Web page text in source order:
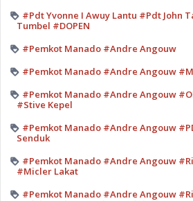
#Pdt Yvonne I Awuy Lantu #Pdt John
Tumbel #DOPEN
#Pemkot Manado #Andre Angouw
#Pemkot Manado #Andre Angouw
#Pemkot Manado #Andre Angouw
#Stive Kepel
#Pemkot Manado #Andre Angouw
Senduk
#Pemkot Manado #Andre Angouw
#Micler Lakat
#Pemkot Manado #Andre Angouw